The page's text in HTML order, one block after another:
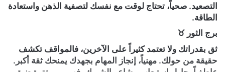
التصعيد. صحياً، تحتاج لوقت مع نفسك لتصفية الذهن واستعادة
الطاقة.
برج الثور ♉
ثق بقدراتك ولا تعتمد كثيراً على الآخرين، فالمواقف تكشف
حقيقة من حولك. مهنياً، إنجاز المهام بجهدك يمنحك ثقة أكبر.